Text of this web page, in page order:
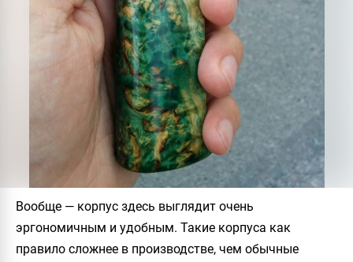
Вообще — корпус здесь выглядит очень
эргономичным и удобным. Такие корпуса как
правило сложнее в производстве, чем обычные